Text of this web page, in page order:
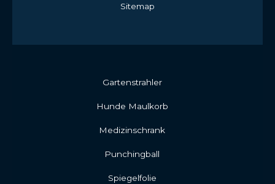
Sitemap
Gartenstrahler
Hunde Maulkorb
Medizinschrank
Punchingball
Spiegelfolie